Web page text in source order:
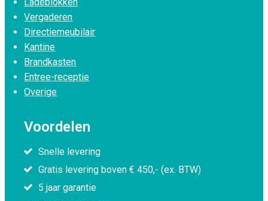
Vergaderen
Directiemeubilair
Kantine
Brandkasten
Entree-receptie
Overige
Voordelen
Snelle levering
Gratis levering boven € 450,- (ex. BTW)
5 jaar garantie